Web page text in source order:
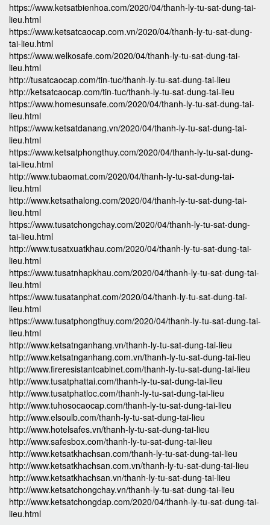
https://www.ketsatbienhoa.com/2020/04/thanh-ly-tu-sat-dung-tai-
lieu.html
https://www.ketsatcaocap.com.vn/2020/04/thanh-ly-tu-sat-dung-
tai-lieu.html
https://www.welkosafe.com/2020/04/thanh-ly-tu-sat-dung-tai-
lieu.html
http://tusatcaocap.com/tin-tuc/thanh-ly-tu-sat-dung-tai-lieu
http://ketsatcaocap.com/tin-tuc/thanh-ly-tu-sat-dung-tai-lieu
https://www.homesunsafe.com/2020/04/thanh-ly-tu-sat-dung-tai-
lieu.html
https://www.ketsatdanang.vn/2020/04/thanh-ly-tu-sat-dung-tai-
lieu.html
https://www.ketsatphongthuy.com/2020/04/thanh-ly-tu-sat-dung-
tai-lieu.html
http://www.tubaomat.com/2020/04/thanh-ly-tu-sat-dung-tai-
lieu.html
http://www.ketsathalong.com/2020/04/thanh-ly-tu-sat-dung-tai-
lieu.html
https://www.tusatchongchay.com/2020/04/thanh-ly-tu-sat-dung-
tai-lieu.html
http://www.tusatxuatkhau.com/2020/04/thanh-ly-tu-sat-dung-tai-
lieu.html
https://www.tusatnhapkhau.com/2020/04/thanh-ly-tu-sat-dung-tai-
lieu.html
https://www.tusatanphat.com/2020/04/thanh-ly-tu-sat-dung-tai-
lieu.html
https://www.tusatphongthuy.com/2020/04/thanh-ly-tu-sat-dung-tai-
lieu.html
http://www.ketsatnganhang.vn/thanh-ly-tu-sat-dung-tai-lieu
http://www.ketsatnganhang.com.vn/thanh-ly-tu-sat-dung-tai-lieu
http://www.fireresistantcabinet.com/thanh-ly-tu-sat-dung-tai-lieu
http://www.tusatphattai.com/thanh-ly-tu-sat-dung-tai-lieu
http://www.tusatphatloc.com/thanh-ly-tu-sat-dung-tai-lieu
http://www.tuhosocaocap.com/thanh-ly-tu-sat-dung-tai-lieu
http://www.elsoulb.com/thanh-ly-tu-sat-dung-tai-lieu
http://www.hotelsafes.vn/thanh-ly-tu-sat-dung-tai-lieu
http://www.safesbox.com/thanh-ly-tu-sat-dung-tai-lieu
http://www.ketsatkhachsan.com/thanh-ly-tu-sat-dung-tai-lieu
http://www.ketsatkhachsan.com.vn/thanh-ly-tu-sat-dung-tai-lieu
http://www.ketsatkhachsan.vn/thanh-ly-tu-sat-dung-tai-lieu
http://www.ketsatchongchay.vn/thanh-ly-tu-sat-dung-tai-lieu
http://www.ketsatchongdap.com/2020/04/thanh-ly-tu-sat-dung-tai-
lieu.html